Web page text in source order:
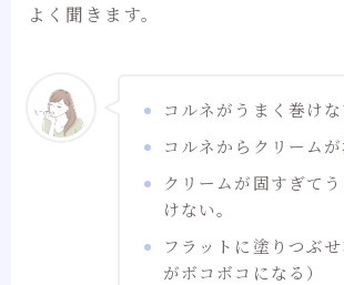
よく聞きます。
コルネがうまく巻けな
コルネからクリームが
クリームが固すぎて
けない。
フラットに塗りつぶ
がボコボコになる）